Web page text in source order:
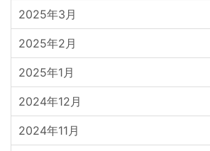
2025年3月
2025年2月
2025年1月
2024年12月
2024年11月